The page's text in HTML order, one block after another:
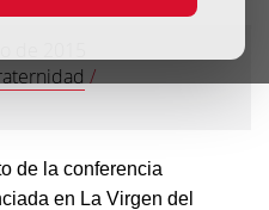
/
de la conferencia
en La Virgen del